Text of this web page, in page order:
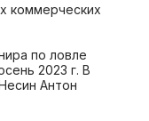
коммерческих
по ловле
2023 г. В
Антон